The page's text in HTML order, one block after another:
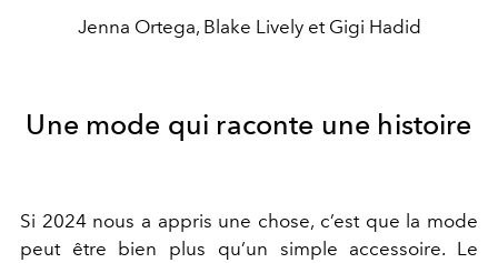
Jenna Ortega, Blake Lively et Gigi Hadid
Une mode qui raconte une histoire
Si 2024 nous a appris une chose, c’est que la mode
peut être bien plus qu’un simple accessoire. Le